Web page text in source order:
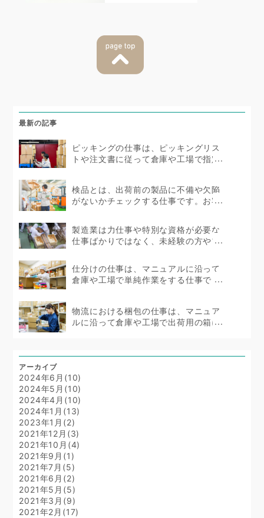
最新の記事
ピッキングの仕事は、ピッキングリス
トや注文書に従って倉庫や工場で指定
検品とは、出荷前の製品に不備や欠陥
がないかチェックする仕事です。お客
製造業は力仕事や特別な資格が必要な
仕事ばかりではなく、未経験の方やブ
仕分けの仕事は、マニュアルに沿って
倉庫や工場で単純作業をする仕事で
物流における梱包の仕事は、マニュア
ルに沿って倉庫や工場で出荷用の箱に
アーカイブ
2024年6月(10)
2024年5月(10)
2024年4月(10)
2024年1月(13)
2023年1月(2)
2021年12月(3)
2021年10月(4)
2021年9月(1)
2021年7月(5)
2021年6月(2)
2021年5月(5)
2021年3月(9)
2021年2月(17)